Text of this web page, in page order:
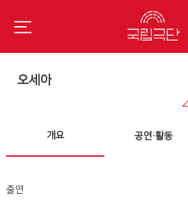
오세아
개요 공연·활동
출연